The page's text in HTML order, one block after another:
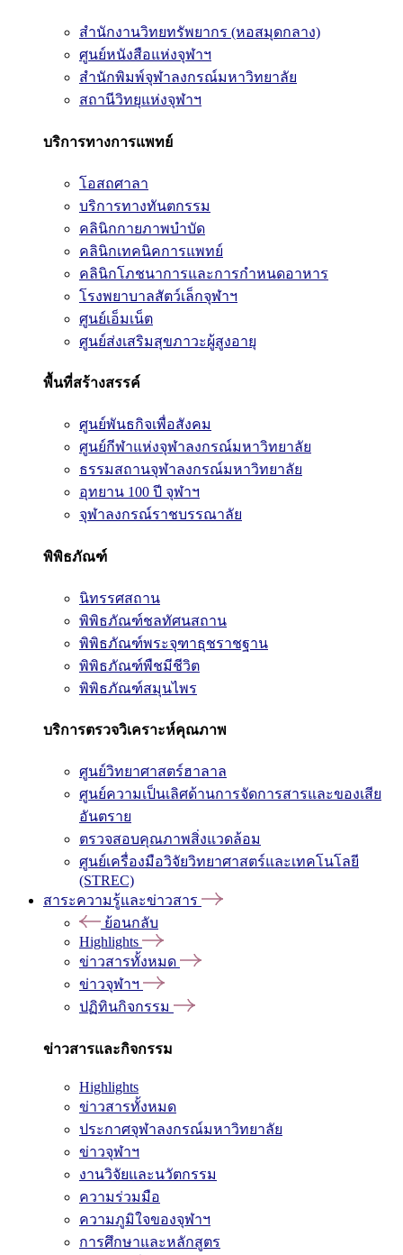
สำนักงานวิทยทรัพยากร (หอสมุดกลาง)
ศูนย์หนังสือแห่งจุฬาฯ
สำนักพิมพ์จุฬาลงกรณ์มหาวิทยาลัย
สถานีวิทยุแห่งจุฬาฯ
บริการทางการแพทย์
โอสถศาลา
บริการทางทันตกรรม
คลินิกกายภาพบำบัด
คลินิกเทคนิคการแพทย์
คลินิกโภชนาการและการกำหนดอาหาร
โรงพยาบาลสัตว์เล็กจุฬาฯ
ศูนย์เอ็มเน็ต
ศูนย์ส่งเสริมสุขภาวะผู้สูงอายุ
พื้นที่สร้างสรรค์
ศูนย์พันธกิจเพื่อสังคม
ศูนย์กีฬาแห่งจุฬาลงกรณ์มหาวิทยาลัย
ธรรมสถานจุฬาลงกรณ์มหาวิทยาลัย
อุทยาน 100 ปี จุฬาฯ
จุฬาลงกรณ์ราชบรรณาลัย
พิพิธภัณฑ์
นิทรรศสถาน
พิพิธภัณฑ์ชลทัศนสถาน
พิพิธภัณฑ์พระจุฑาธุชราชฐาน
พิพิธภัณฑ์พืชมีชีวิต
พิพิธภัณฑ์สมุนไพร
บริการตรวจวิเคราะห์คุณภาพ
ศูนย์วิทยาศาสตร์ฮาลาล
ศูนย์ความเป็นเลิศด้านการจัดการสารและของเสีย
อันตราย
ตรวจสอบคุณภาพสิ่งแวดล้อม
ศูนย์เครื่องมือวิจัยวิทยาศาสตร์และเทคโนโลยี
(STREC)
สาระความรู้และข่าวสาร
ย้อนกลับ
Highlights
ข่าวสารทั้งหมด
ข่าวจุฬาฯ
ปฏิทินกิจกรรม
ข่าวสารและกิจกรรม
Highlights
ข่าวสารทั้งหมด
ประกาศจุฬาลงกรณ์มหาวิทยาลัย
ข่าวจุฬาฯ
งานวิจัยและนวัตกรรม
ความร่วมมือ
ความภูมิใจของจุฬาฯ
การศึกษาและหลักสูตร